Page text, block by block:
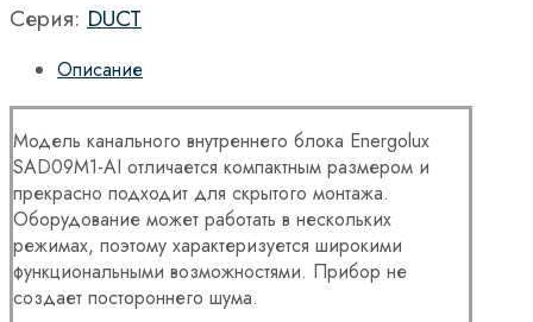
Серия: DUCT
Описание
Модель канального внутреннего блока Energolux
SAD09M1-AI отличается компактным размером и
прекрасно подходит для скрытого монтажа.
Оборудование может работать в нескольких
режимах, поэтому характеризуется широкими
функциональными возможностями. Прибор не
создает постороннего шума.